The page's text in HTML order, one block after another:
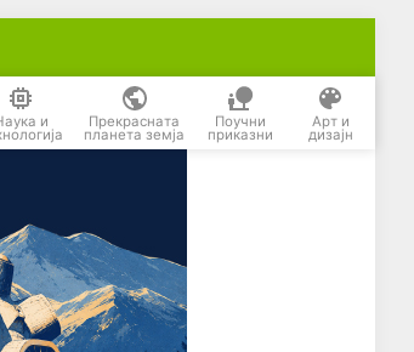
и Прекрасната
планета земја
Поучни
приказни
Арт и
дизајн